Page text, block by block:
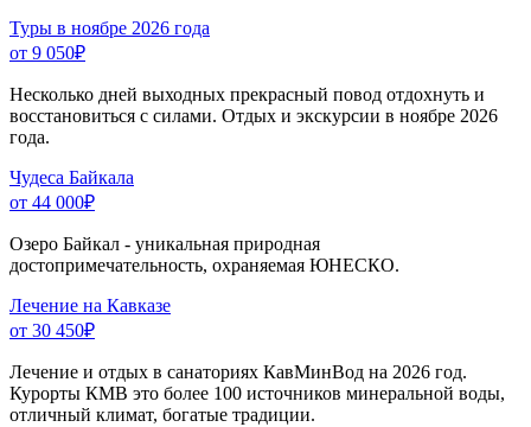
Туры в ноябре 2026 года
от 9 050₽
Несколько дней выходных прекрасный повод отдохнуть и
восстановиться с силами. Отдых и экскурсии в ноябре 2026
года.
Чудеса Байкала
от 44 000₽
Озеро Байкал - уникальная природная
достопримечательность, охраняемая ЮНЕСКО.
Лечение на Кавказе
от 30 450₽
Лечение и отдых в санаториях КавМинВод на 2026 год.
Курорты КМВ это более 100 источников минеральной воды,
отличный климат, богатые традиции.